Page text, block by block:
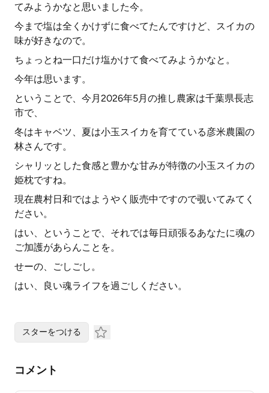
てみようかなと思いました今。
今まで塩は全くかけずに食べてたんですけど、スイカの
味が好きなので。
ちょっとね一口だけ塩かけて食べてみようかなと。
今年は思います。
ということで、今月2026年5月の推し農家は千葉県長志
市で、
冬はキャベツ、夏は小玉スイカを育てている彦米農園の
林さんです。
シャリッとした食感と豊かな甘みが特徴の小玉スイカの
姫枕ですね。
現在農村日和ではようやく販売中ですので覗いてみてく
ださい。
はい、ということで、それでは毎日頑張るあなたに魂の
ご加護があらんことを。
せーの、ごしごし。
はい、良い魂ライフを過ごしください。
スターをつける
コメント